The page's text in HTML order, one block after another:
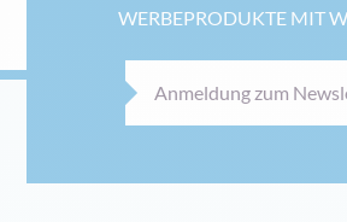
WERBEPRODUKTE MIT
Anmeldung zum